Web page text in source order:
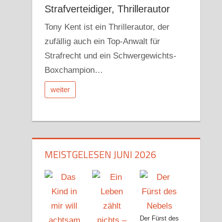
Strafverteidiger, Thrillerautor
Tony Kent ist ein Thrillerautor, der
zufällig auch ein Top-Anwalt für
Strafrecht und ein Schwergewichts-
Boxchampion…
weiter
MEISTGELESEN JUNI 2026
Der Fürst des